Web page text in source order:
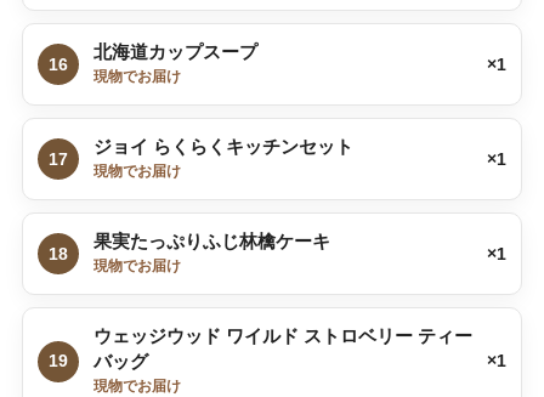
16
北海道カップスープ
現物でお届け
×1
17
ジョイ らくらくキッチンセット
現物でお届け
×1
18
果実たっぷりふじ林檎ケーキ
現物でお届け
×1
19
ウェッジウッド ワイルド ストロベリー ティー
バッグ
現物でお届け
×1